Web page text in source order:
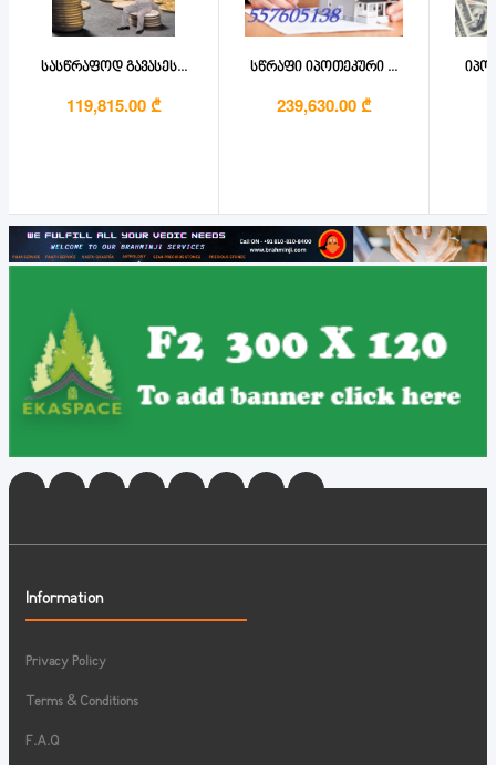
სასწრაფოდ გავასეს...
119,815.00 ₾
სწრაფი იპოთეკური ...
239,630.00 ₾
Information
Privacy Policy
Terms & Conditions
F.A.Q